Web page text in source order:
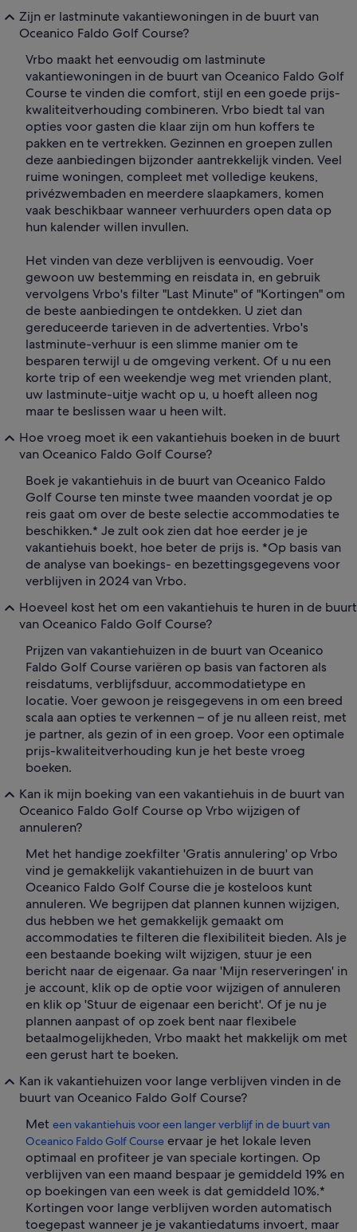
Zijn er lastminute vakantiewoningen in de buurt van
Oceanico Faldo Golf Course?
Vrbo maakt het eenvoudig om lastminute
vakantiewoningen in de buurt van Oceanico Faldo Golf
Course te vinden die comfort, stijl en een goede prijs-
kwaliteitverhouding combineren. Vrbo biedt tal van
opties voor gasten die klaar zijn om hun koffers te
pakken en te vertrekken. Gezinnen en groepen zullen
deze aanbiedingen bijzonder aantrekkelijk vinden. Veel
ruime woningen, compleet met volledige keukens,
privézwembaden en meerdere slaapkamers, komen
vaak beschikbaar wanneer verhuurders open data op
hun kalender willen invullen.
Het vinden van deze verblijven is eenvoudig. Voer
gewoon uw bestemming en reisdata in, en gebruik
vervolgens Vrbo's filter "Last Minute" of "Kortingen" om
de beste aanbiedingen te ontdekken. U ziet dan
gereduceerde tarieven in de advertenties. Vrbo's
lastminute-verhuur is een slimme manier om te
besparen terwijl u de omgeving verkent. Of u nu een
korte trip of een weekendje weg met vrienden plant,
uw lastminute-uitje wacht op u, u hoeft alleen nog
maar te beslissen waar u heen wilt.
Hoe vroeg moet ik een vakantiehuis boeken in de buurt
van Oceanico Faldo Golf Course?
Boek je vakantiehuis in de buurt van Oceanico Faldo
Golf Course ten minste twee maanden voordat je op
reis gaat om over de beste selectie accommodaties te
beschikken.* Je zult ook zien dat hoe eerder je je
vakantiehuis boekt, hoe beter de prijs is. *Op basis van
de analyse van boekings- en bezettingsgegevens voor
verblijven in 2024 van Vrbo.
Hoeveel kost het om een vakantiehuis te huren in de buurt
van Oceanico Faldo Golf Course?
Prijzen van vakantiehuizen in de buurt van Oceanico
Faldo Golf Course variëren op basis van factoren als
reisdatums, verblijfsduur, accommodatietype en
locatie. Voer gewoon je reisgegevens in om een breed
scala aan opties te verkennen – of je nu alleen reist, met
je partner, als gezin of in een groep. Voor een optimale
prijs-kwaliteitverhouding kun je het beste vroeg
boeken.
Kan ik mijn boeking van een vakantiehuis in de buurt van
Oceanico Faldo Golf Course op Vrbo wijzigen of
annuleren?
Met het handige zoekfilter 'Gratis annulering' op Vrbo
vind je gemakkelijk vakantiehuizen in de buurt van
Oceanico Faldo Golf Course die je kosteloos kunt
annuleren. We begrijpen dat plannen kunnen wijzigen,
dus hebben we het gemakkelijk gemaakt om
accommodaties te filteren die flexibiliteit bieden. Als je
een bestaande boeking wilt wijzigen, stuur je een
bericht naar de eigenaar. Ga naar 'Mijn reserveringen' in
je account, klik op de optie voor wijzigen of annuleren
en klik op 'Stuur de eigenaar een bericht'. Of je nu je
plannen aanpast of op zoek bent naar flexibele
betaalmogelijkheden, Vrbo maakt het makkelijk om met
een gerust hart te boeken.
Kan ik vakantiehuizen voor lange verblijven vinden in de
buurt van Oceanico Faldo Golf Course?
Met een vakantiehuis voor een langer verblijf in de buurt van
Oceanico Faldo Golf Course ervaar je het lokale leven
optimaal en profiteer je van speciale kortingen. Op
verblijven van een maand bespaar je gemiddeld 19% en
op boekingen van een week is dat gemiddeld 10%.*
Kortingen voor lange verblijven worden automatisch
toegepast wanneer je je vakantiedatums invoert, maar